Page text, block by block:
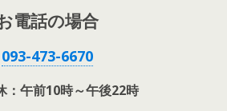
電話の場合
093-473-6670
：午前10時～午後22時